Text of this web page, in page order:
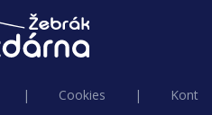
| Cookies |